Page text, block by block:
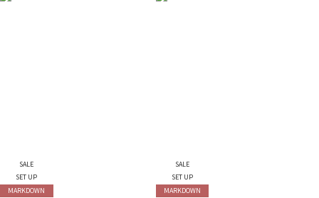
SALE
SET UP
MARKDOWN
SALE
SET UP
MARKDOWN